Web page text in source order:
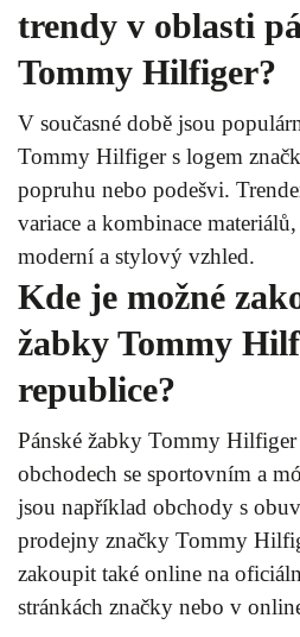
trendy v oblasti
Tommy Hilfiger?
V současné době jsou
Tommy Hilfiger s logem
popruhu nebo podešvi.
variace a kombinace
moderní a stylový vzhled.
Kde je možné
žabky Tommy
republice?
Pánské žabky Tommy
obchodech se sportovním a
jsou například obchody s
prodejny značky Tommy
zakoupit také online na
stránkách značky nebo v